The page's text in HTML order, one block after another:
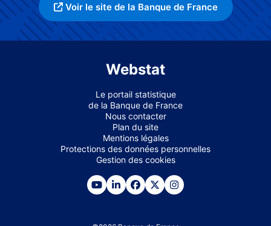
Voir le site de la Banque de France
Webstat
Le portail statistique
de la Banque de France
Nous contacter
Plan du site
Mentions légales
Protections des données personnelles
Gestion des cookies